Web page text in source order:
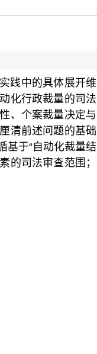
践中的具体展开维
化行政裁量的司法
、个案裁量决定与
清前述问题的基础
基于“自动化裁量结
的司法审查范围；